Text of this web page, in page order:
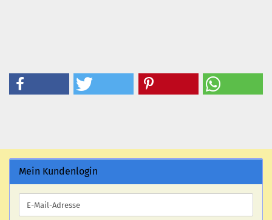
Mein Kundenlogin
E-
Mail-